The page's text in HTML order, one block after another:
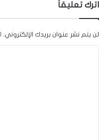
اترك تعليقاً
لن يتم نشر عنوان بريدك الإلكتروني.